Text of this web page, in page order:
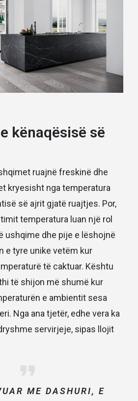
kënaqësisë së
ruajnë freskinë dhe
kryesisht nga temperatura
së ajrit gjatë ruajtjes. Por,
temperatura luan një rol
ushqime dhe pije e lëshojnë
e tyre unike vetëm kur
të caktuar. Kështu
të shijon më shumë kur
e ambientit sesa
Nga ana tjetër, edhe vera ka
servirjeje, sipas llojit
ME DASHURI, E